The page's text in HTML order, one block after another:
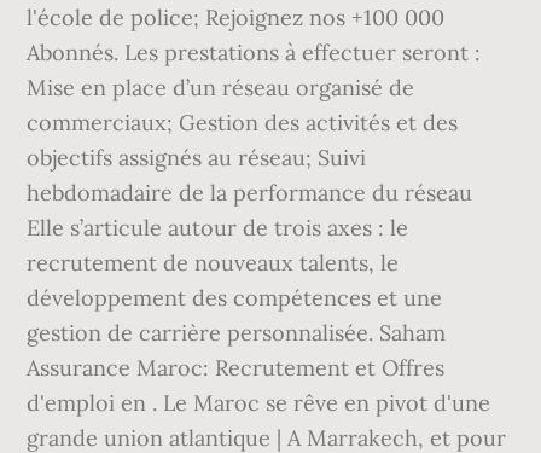
l'école de police; Rejoignez nos +100 000
Abonnés. Les prestations à effectuer seront :
Mise en place d’un réseau organisé de
commerciaux; Gestion des activités et des
objectifs assignés au réseau; Suivi
hebdomadaire de la performance du réseau
Elle s’articule autour de trois axes : le
recrutement de nouveaux talents, le
développement des compétences et une
gestion de carrière personnalisée. Saham
Assurance Maroc: Recrutement et Offres
d'emploi en . Le Maroc se rêve en pivot d'une
grande union atlantique | A Marrakech, et pour